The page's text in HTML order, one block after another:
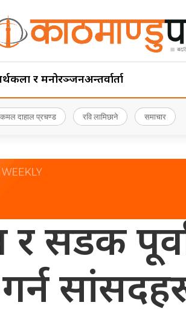
कला र मनोरञ्जनअन्तर्वार्ता
दाहाल प्रचण्ड रवि लामिछाने समाचार
सडक